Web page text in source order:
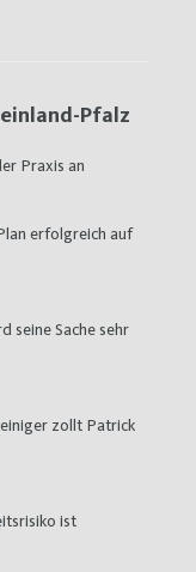
Pfalz
Praxis an
erfolgreich auf
seine Sache sehr
zollt Patrick
ist